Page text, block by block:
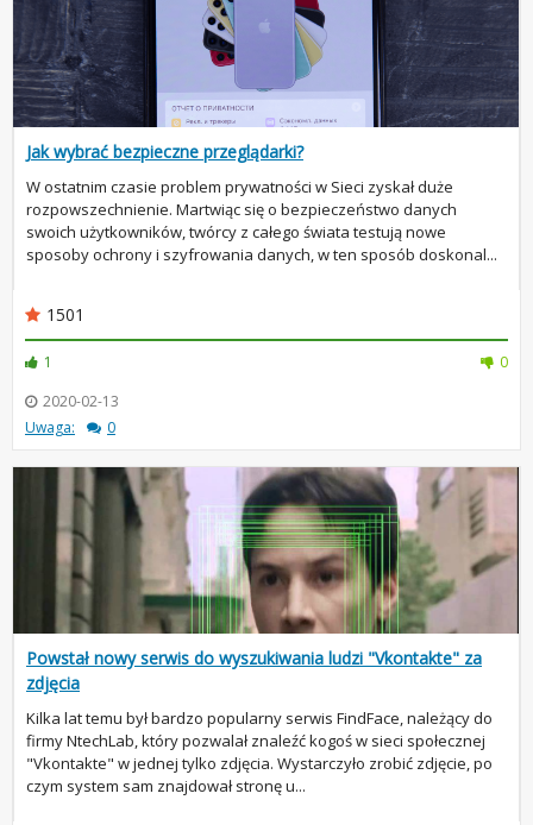
Jak wybrać bezpieczne przeglądarki?
W ostatnim czasie problem prywatności w Sieci zyskał duże
rozpowszechnienie. Martwiąc się o bezpieczeństwo danych
swoich użytkowników, twórcy z całego świata testują nowe
sposoby ochrony i szyfrowania danych, w ten sposób doskonal...
1501
1
0
2020-02-13
Uwaga:
0
Powstał nowy serwis do wyszukiwania ludzi "Vkontakte" za
zdjęcia
Kilka lat temu był bardzo popularny serwis FindFace, należący do
firmy NtechLab, który pozwalał znaleźć kogoś w sieci społecznej
"Vkontakte" w jednej tylko zdjęcia. Wystarczyło zrobić zdjęcie, po
czym system sam znajdował stronę u...